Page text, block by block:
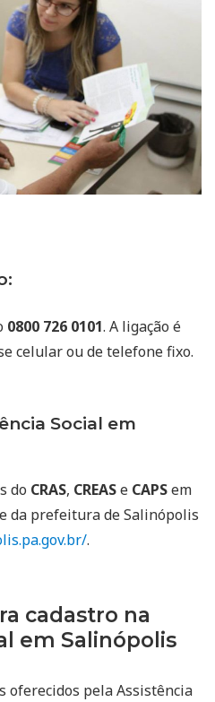
0800 726 0101. A ligação é
celular ou de telefone fixo.
Social em
do CRAS, CREASe CAPSem
da prefeitura de Salinópolis
.
cadastro na
em Salinópolis
oferecidos pela Assistência